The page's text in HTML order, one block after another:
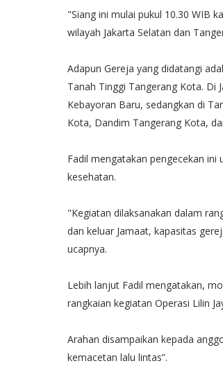
"Siang ini mulai pukul 10.30 WIB
wilayah Jakarta Selatan dan
Adapun Gereja yang didatangi
Tanah Tinggi Tangerang Kota. Di
Kebayoran Baru, sedangkan di
Kota, Dandim Tangerang Kota,
Fadil mengatakan pengecekan
kesehatan.
"Kegiatan dilaksanakan dalam
dan keluar Jamaat, kapasitas
ucapnya.
Lebih lanjut Fadil mengatakan,
rangkaian kegiatan Operasi Lilin
Arahan disampaikan kepada
kemacetan lalu lintas”.